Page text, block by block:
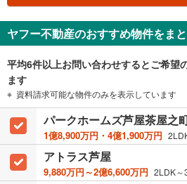
ヤフー不動産のおすすめ物件をま
平均6件以上お問い合わせするとご希望
ます
資料請求可能な物件のみを表示しています
パークホームズ芦屋茶屋
1億8,900万円・4億1,900万円 2LDK /
アトラス芦屋
9,880万円～2億6,600万円 2LDK～3LDK